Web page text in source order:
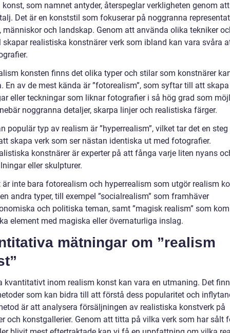
konst, som namnet antyder, återspeglar verkligheten genom
Det är en konststil som fokuserar på noggranna
människor och landskap. Genom att använda olika tekniker
skapar realistiska konstnärer verk som ibland kan vara svåra
konsten finns det olika typer och stilar som konstnärer
En av de mest kända är ”fotorealism”, som syftar till att skapa
eller teckningar som liknar fotografier i så hög grad som
noggranna detaljer, skarpa linjer och realistiska färger.
populär typ av realism är ”hyperrealism”, vilket tar det en
skapa verk som ser nästan identiska ut med fotografier.
konstnärer är experter på att fånga varje liten nyans
eller skulpturer.
är inte bara fotorealism och hyperrealism som utgör realism
andra typer, till exempel ”socialrealism” som framhäver
och politiska teman, samt ”magisk realism” som
element med magiska eller övernaturliga inslag.
mätningar om ”realism
kvantitativt inom realism konst kan vara en utmaning. Det
som kan bidra till att förstå dess popularitet och
är att analysera försäljningen av realistiska konstverk på
och konstgallerier. Genom att titta på vilka verk som har sålt